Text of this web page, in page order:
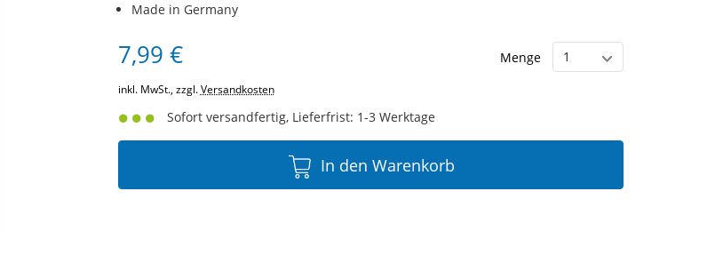
Made in Germany
7,99 € Menge
inkl. MwSt., zzgl.Versandkosten
Sofort versandfertig, Lieferfrist: 1-3 Werktage
In den Warenkorb